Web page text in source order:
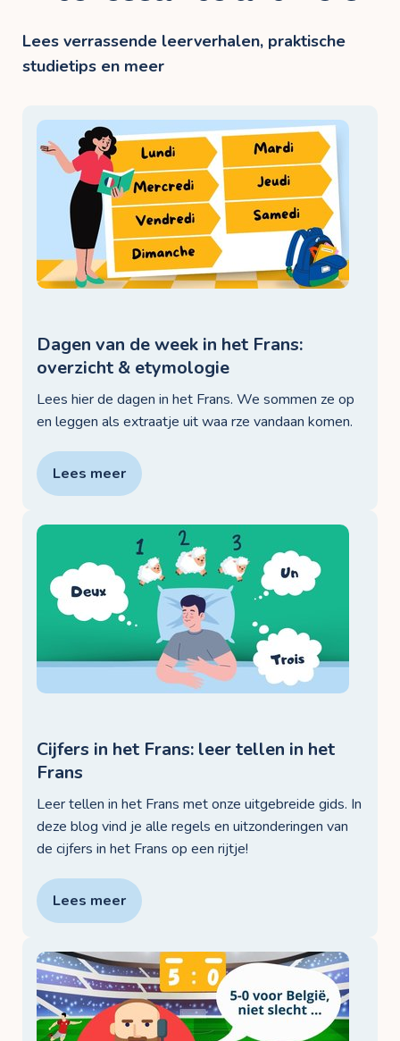
Lees verrassende leerverhalen, praktische
studietips en meer
Dagen van de week in het Frans:
overzicht & etymologie
Lees hier de dagen in het Frans. We sommen ze op
en leggen als extraatje uit waa rze vandaan komen.
Lees meer
Cijfers in het Frans: leer tellen in het
Frans
Leer tellen in het Frans met onze uitgebreide gids. In
deze blog vind je alle regels en uitzonderingen van
de cijfers in het Frans op een rijtje!
Lees meer